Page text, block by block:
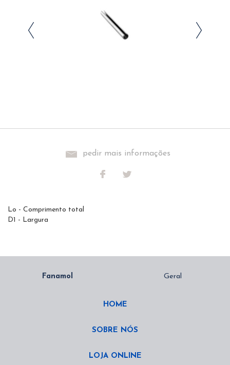
pedir mais informações
Lo - Comprimento total
D1 - Largura
HOME
SOBRE NÓS
LOJA ONLINE